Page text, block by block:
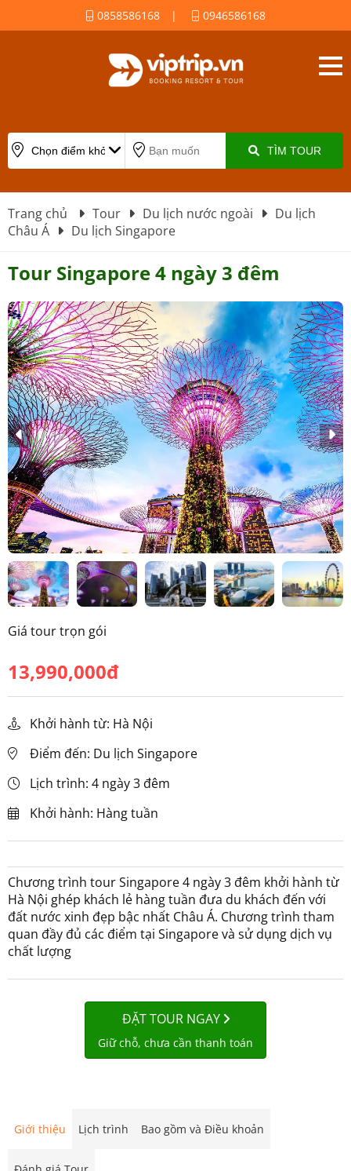
0858586168 | 0946586168
TÌM TOUR
Trang chủ Tour Du lịch nước ngoài
Du lịch
Châu Á
Du lịch Singapore
Tour Singapore 4 ngày 3 đêm
Giá tour trọn gói
13,990,000đ
Khởi hành từ: Hà Nội
Điểm đến: Du lịch Singapore
Lịch trình: 4 ngày 3 đêm
Khởi hành: Hàng tuần
Chương trình tour Singapore 4 ngày 3 đêm khởi hành từ
Hà Nội ghép khách lẻ hàng tuần đưa du khách đến với
đất nước xinh đẹp bậc nhất Châu Á. Chương trình tham
quan đầy đủ các điểm tại Singapore và sử dụng dịch vụ
chất lượng
ĐẶT TOUR NGAY
Giữ chỗ, chưa cần thanh toán
Giới thiệu Lịch trình Bao gồm và Điều khoản